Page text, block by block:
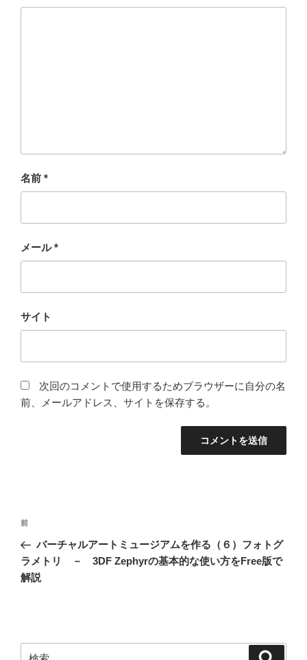
名前 *
メール*
サイト
次回のコメントで使用するためブラウザーに自分の名
前、メールアドレス、サイトを保存する。
投
ナ
ビ
ョ
前
の
投
稿
前
バーチャルアートミュージアムを作る（６）フォトグ
ラメトリ － 3DF Zephyrの基本的な使い方をFree版で
解説
検